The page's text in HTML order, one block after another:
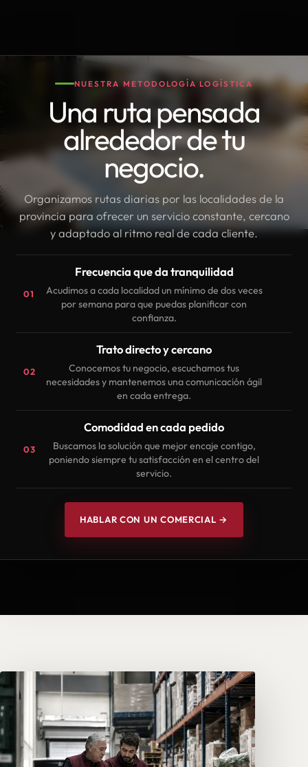
NUESTRA METODOLOGÍA LOGÍSTICA
Una ruta pensada
alrededor de tu
negocio.
Organizamos rutas diarias por las localidades de la
provincia para ofrecer un servicio constante, cercano
y adaptado al ritmo real de cada cliente.
01
Frecuencia que da tranquilidad
Acudimos a cada localidad un mínimo de dos veces
por semana para que puedas planificar con
confianza.
02
Trato directo y cercano
Conocemos tu negocio, escuchamos tus
necesidades y mantenemos una comunicación ágil
en cada entrega.
03
Comodidad en cada pedido
Buscamos la solución que mejor encaje contigo,
poniendo siempre tu satisfacción en el centro del
servicio.
HABLAR CON UN COMERCIAL →